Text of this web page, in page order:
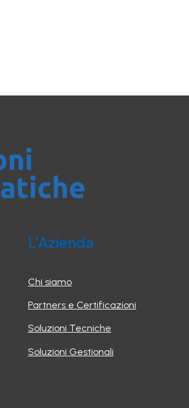
L'Azienda
Chi siamo
Partners e Certificazioni
Soluzioni Tecniche
Soluzioni Gestionali